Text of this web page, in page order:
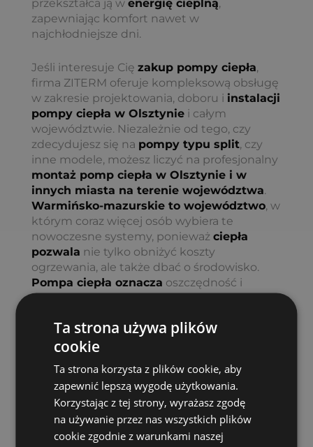
przekształca ją w energię cieplną,
zapewniając komfort nawet w
najchłodniejsze dni.
Jeśli interesuje Cię zakup pompy ciepła,
firma ZITERM oferuje kompleksową obsługę
w zakresie projektowania, doboru i instalacji
pompy ciepła w Olsztynie i całym
województwie. Niezależnie od tego, czy
zdecydujesz się na pompy typu split, czy
inne modele, możesz liczyć na profesjonalny
montaż pomp ciepła w Olsztynie i w
innych miasta na terenie województwa.
Warmińsko-mazurskie to województwo, w
którym coraz więcej osób wybiera te
nowoczesne systemy, ponieważ ciepła
pozwala nie tylko obniżyć koszty
ogrzewania, ale także dbać o środowisko.
Pompa ciepła oznacza oszczędność i
wygodę – idealny wybór dla Twojego domu!
Pompy ciepła montaż
Warmińsko-Mazurskie –
Kompleksowe instalacje
dla Twojego domu
Jeślirozważasz montaż pompy ciepła
swoim domu w Olsztynie lub okolicach,
firma ZITERM to Twój niezawodny partner.
Specjalizujemy się w projektowaniu i
Ta strona używa plików
cookie
Ta strona korzysta z plików cookie, aby
zapewnić lepszą wygodę użytkowania.
Korzystając z tej strony, wyrażasz zgodę
na używanie przez nas wszystkich plików
cookie zgodnie z warunkami naszej